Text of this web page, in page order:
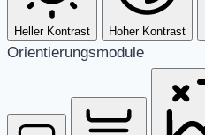
Heller Kontrast Hoher Kontrast
Orientierungsmodule